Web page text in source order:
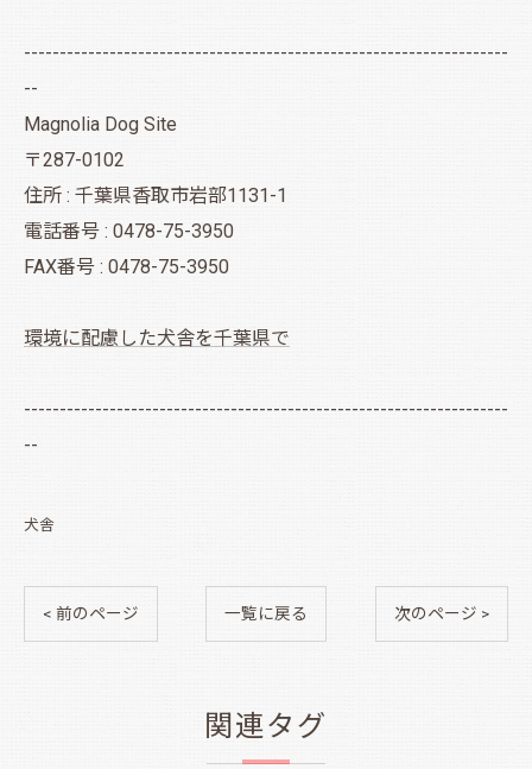
--------------------------------------------------------------------
--
Magnolia Dog Site
〒287-0102
住所 : 千葉県香取市岩部1131-1
電話番号 : 0478-75-3950
FAX番号 : 0478-75-3950
環境に配慮した犬舎を千葉県で
--------------------------------------------------------------------
--
犬舎
< 前のページ 一覧に戻る 次のページ >
関連タグ